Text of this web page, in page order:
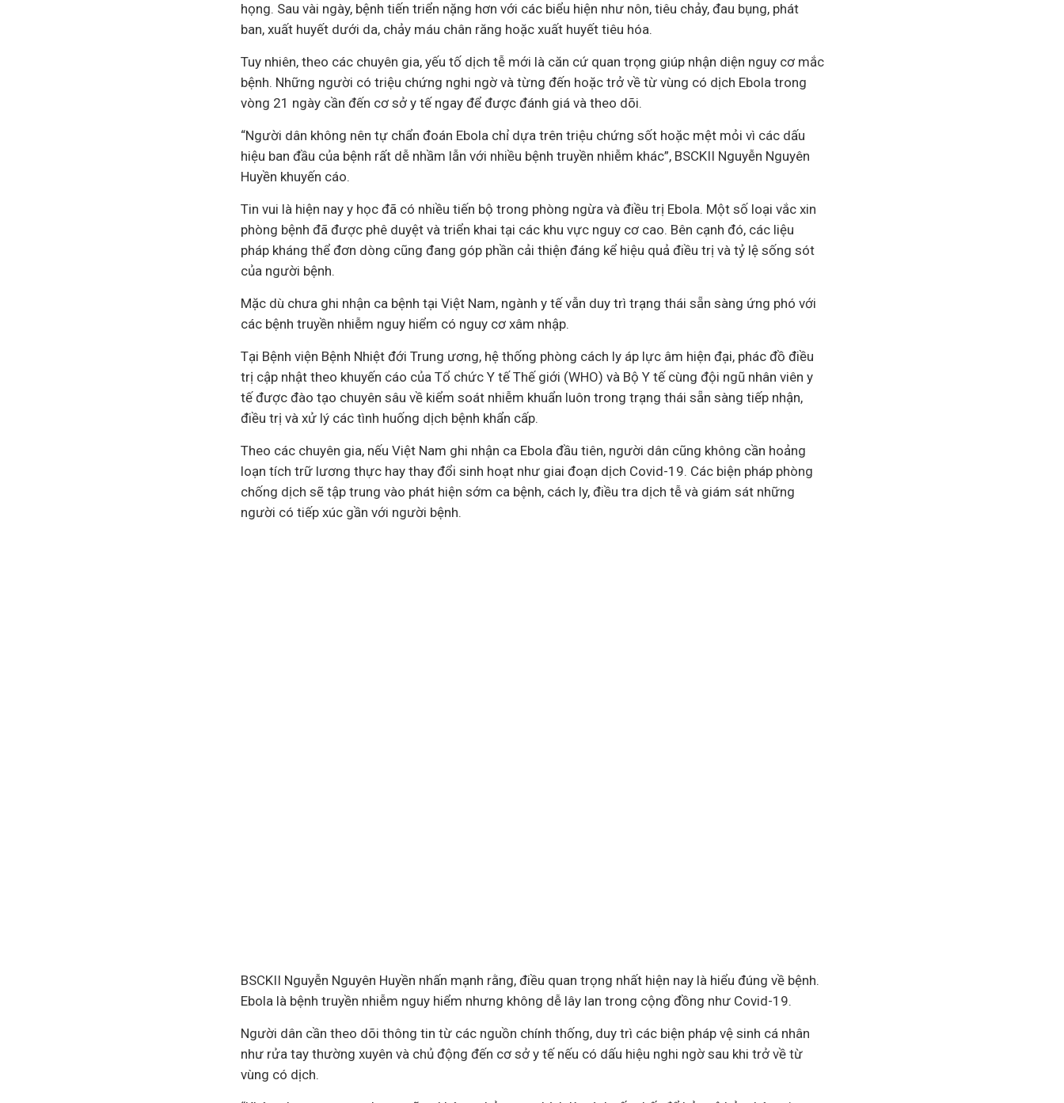
họng. Sau vài ngày, bệnh tiến triển nặng hơn với các biểu hiện như nôn, tiêu chảy, đau bụng, phát
ban, xuất huyết dưới da, chảy máu chân răng hoặc xuất huyết tiêu hóa.
Tuy nhiên, theo các chuyên gia, yếu tố dịch tễ mới là căn cứ quan trọng giúp nhận diện nguy cơ mắc
bệnh. Những người có triệu chứng nghi ngờ và từng đến hoặc trở về từ vùng có dịch Ebola trong
vòng 21 ngày cần đến cơ sở y tếngay để được đánh giá và theo dõi.
“Người dân không nên tự chẩn đoán Ebola chỉ dựa trên triệu chứng sốt hoặc mệt mỏi vì các dấu
hiệu ban đầu của bệnh rất dễ nhầm lẫn với nhiều bệnh truyền nhiễm khác”, BSCKII Nguyễn Nguyên
Huyền khuyến cáo.
Tin vui là hiện nay y học đã có nhiều tiến bộ trong phòng ngừa và điều trị Ebola. Một số loại vắc xin
phòng bệnh đã được phê duyệt và triển khai tại các khu vực nguy cơ cao. Bên cạnh đó, các liệu
pháp kháng thể đơn dòng cũng đang góp phần cải thiện đáng kể hiệu quả điều trị và tỷ lệ sống sót
của người bệnh.
Mặc dù chưa ghi nhận ca bệnh tại Việt Nam, ngành y tế vẫn duy trì trạng thái sẵn sàng ứng phó với
các bệnh truyền nhiễm nguy hiểm có nguy cơ xâm nhập.
Tại Bệnh viện Bệnh Nhiệt đới Trung ương, hệ thống phòng cách ly áp lực âm hiện đại, phác đồ điều
trị cập nhật theo khuyến cáo của Tổ chức Y tế Thế giới (WHO) và Bộ Y tế cùng đội ngũ nhân viên y
tế được đào tạo chuyên sâu về kiểm soát nhiễm khuẩn luôn trong trạng thái sẵn sàng tiếp nhận,
điều trị và xử lý các tình huống dịch bệnh khẩn cấp.
Theo các chuyên gia, nếu Việt Nam ghi nhận ca Ebola đầu tiên, người dân cũng không cần hoảng
loạn tích trữ lương thực hay thay đổi sinh hoạt như giai đoạn dịch Covid-19. Các biện pháp phòng
chống dịch sẽ tập trung vào phát hiện sớm ca bệnh, cách ly, điều tra dịch tễ và giám sát những
người có tiếp xúc gần với người bệnh.
BSCKII Nguyễn Nguyên Huyền nhấn mạnh rằng, điều quan trọng nhất hiện nay là hiểu đúng về bệnh.
Ebola là bệnh truyền nhiễm nguy hiểm nhưng không dễ lây lan trong cộng đồng như Covid-19.
Người dân cần theo dõi thông tin từ các nguồn chính thống, duy trì các biện pháp vệ sinh cá nhân
như rửa tay thường xuyên và chủ động đến cơ sở y tế nếu có dấu hiệu nghi ngờ sau khi trở về từ
vùng có dịch.